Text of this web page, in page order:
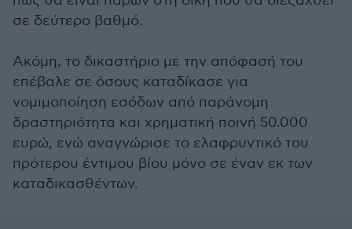
σε δεύτερο βαθμό.
Ακόμη, το δικαστήριο με την απόφασή του
επέβαλε σε όσους καταδίκασε για
νομιμοποίηση εσόδων από παράνομη
δραστηριότητα και χρηματική ποινή 50.000
ευρώ, ενώ αναγνώρισε το ελαφρυντικό του
πρότερου έντιμου βίου μόνο σε έναν εκ των
καταδικασθέντων.